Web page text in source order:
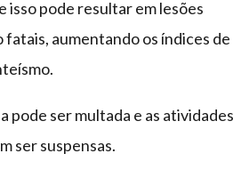
e isso pode resultar em lesões
fatais, aumentando os índices de
pode ser multada e as atividades
ser suspensas.